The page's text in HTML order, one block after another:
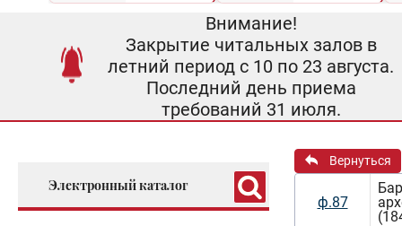
Внимание!
Закрытие читальных залов в
летний период с 10 по 23 августа.
Последний день приема
требований 31 июля.
Электронный каталог
Вернуться
ф.87